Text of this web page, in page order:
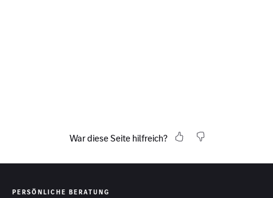
War diese Seite hilfreich?
PERSÖNLICHE BERATUNG